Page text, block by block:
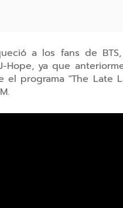
a los fans de
ya que
programa "The Late